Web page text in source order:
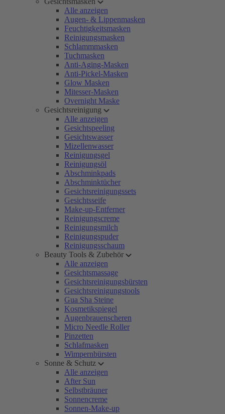
Alle anzeigen
Augen- & Lippenmasken
Feuchtigkeitsmasken
Reinigungsmasken
Schlammmasken
Tuchmasken
Anti-Aging-Masken
Anti-Pickel-Masken
Glow Masken
Mitesser-Masken
Overnight Maske
Gesichtsreinigung
Alle anzeigen
Gesichtspeeling
Gesichtswasser
Mizellenwasser
Reinigungsgel
Reinigungsöl
Abschminkpads
Abschminktücher
Gesichtsreinigungssets
Gesichtsseife
Make-up-Entferner
Reinigungscreme
Reinigungsmilch
Reinigungspuder
Reinigungsschaum
Beauty Tools & Zubehör
Alle anzeigen
Gesichtsmassage
Gesichtsreinigungsbürsten
Gesichtsreinigungstools
Gua Sha Steine
Kosmetikspiegel
Augenbrauenscheren
Micro Needle Roller
Pinzetten
Schlafmasken
Wimpernbürsten
Sonne & Schutz
Alle anzeigen
After Sun
Selbstbräuner
Sonnencreme
Sonnen-Make-up